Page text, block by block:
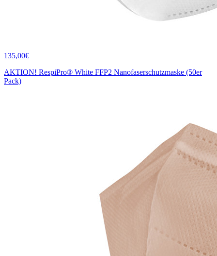
135,00€
AKTION! RespiPro® White FFP2 Nanofaserschutzmaske (50er
Pack)